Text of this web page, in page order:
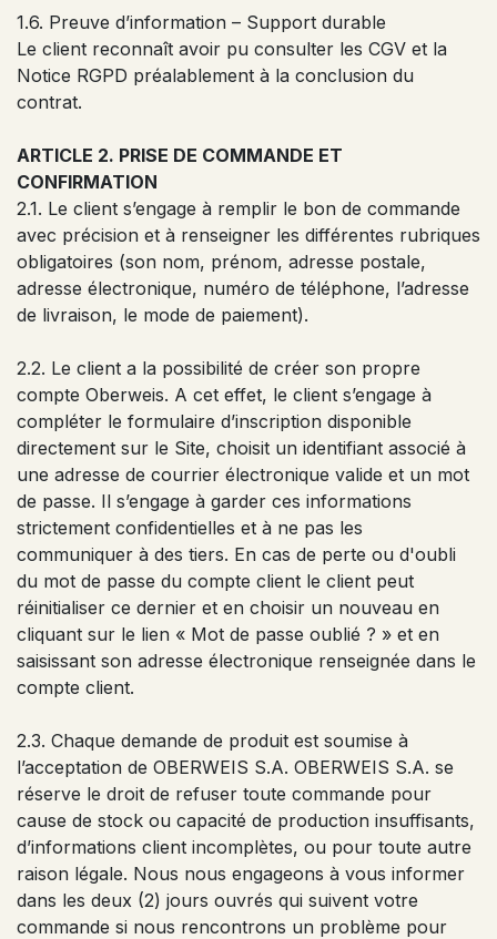
1.6. Preuve d’information – Support durable
Le client reconnaît avoir pu consulter les CGV et la
Notice RGPD préalablement à la conclusion du
contrat.
ARTICLE 2. PRISE DE COMMANDE ET
CONFIRMATION
2.1. Le client s’engage à remplir le bon de commande
avec précision et à renseigner les différentes rubriques
obligatoires (son nom, prénom, adresse postale,
adresse électronique, numéro de téléphone, l’adresse
de livraison, le mode de paiement).
2.2. Le client a la possibilité de créer son propre
compte Oberweis. A cet effet, le client s’engage à
compléter le formulaire d’inscription disponible
directement sur le Site, choisit un identifiant associé à
une adresse de courrier électronique valide et un mot
de passe. Il s’engage à garder ces informations
strictement confidentielles et à ne pas les
communiquer à des tiers. En cas de perte ou d'oubli
du mot de passe du compte client le client peut
réinitialiser ce dernier et en choisir un nouveau en
cliquant sur le lien « Mot de passe oublié ? » et en
saisissant son adresse électronique renseignée dans le
compte client.
2.3. Chaque demande de produit est soumise à
l’acceptation de OBERWEIS S.A. OBERWEIS S.A. se
réserve le droit de refuser toute commande pour
cause de stock ou capacité de production insuffisants,
d’informations client incomplètes, ou pour toute autre
raison légale. Nous nous engageons à vous informer
dans les deux (2) jours ouvrés qui suivent votre
commande si nous rencontrons un problème pour